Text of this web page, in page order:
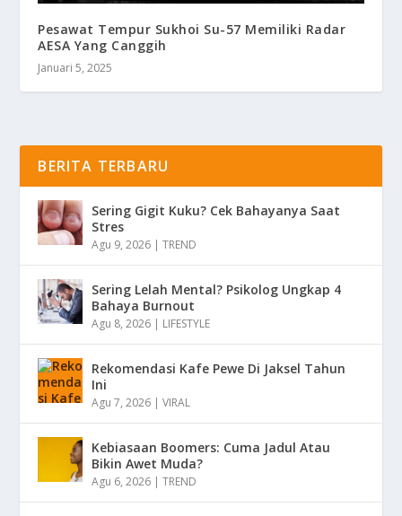
Pesawat Tempur Sukhoi Su-57 Memiliki Radar
AESA Yang Canggih
Januari 5, 2025
BERITA TERBARU
Sering Gigit Kuku? Cek Bahayanya Saat
Stres
Agu 9, 2026 |TREND
Sering Lelah Mental? Psikolog Ungkap 4
Bahaya Burnout
Agu 8, 2026 | LIFESTYLE
Rekomendasi Kafe Pewe Di Jaksel Tahun
Ini
Agu 7, 2026 |VIRAL
Kebiasaan Boomers: Cuma Jadul Atau
Bikin Awet Muda?
Agu 6, 2026 |TREND